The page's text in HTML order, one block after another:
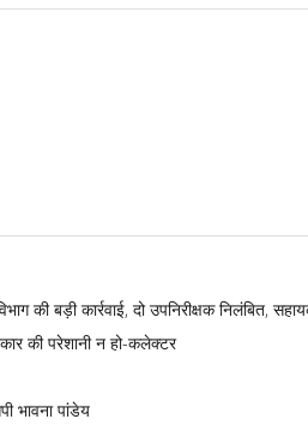
की बड़ी कार्रवाई, दो उपनिरीक्षक निलंबित,
की परेशानी न हो-कलेक्टर
भावना पांडेय